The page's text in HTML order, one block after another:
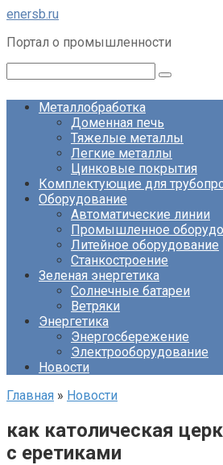
Перейти
контенту
enersb.ru
Портал о промышленности
Металлобработка
Доменная печь
Тяжелые металлы
Легкие металлы
Цинковые покрытия
Комплектующие для
Оборудование
Автоматические линии
Промышленное
Литейное оборудование
Станкостроение
Зеленая энергетика
Солнечные батареи
Ветряки
Энергетика
Энергосбережение
Электрооборудование
Новости
Главная » Новости
как католическая
с еретиками